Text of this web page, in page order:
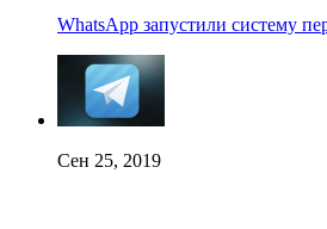
WhatsApp запустили систему
Сен 25, 2019